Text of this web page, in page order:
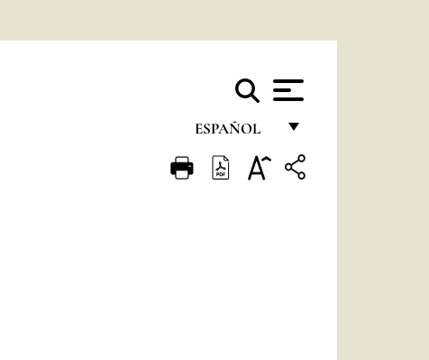
ESPAÑOL
FRANÇAIS